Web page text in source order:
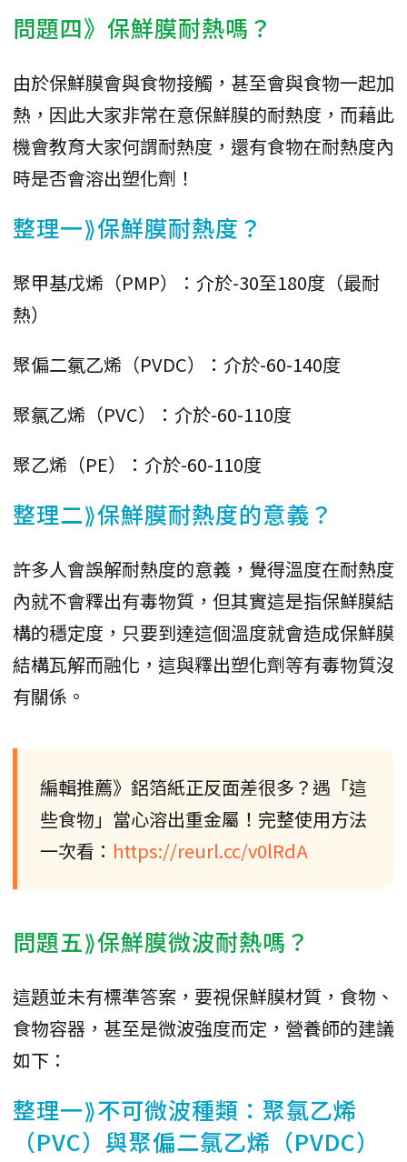
問題四》保鮮膜耐熱嗎？
由於保鮮膜會與食物接觸，甚至會與食物一起加
熱，因此大家非常在意保鮮膜的耐熱度，而藉此
機會教育大家何謂耐熱度，還有食物在耐熱度內
時是否會溶出塑化劑！
整理一⟫保鮮膜耐熱度？
聚甲基戊烯（PMP）：介於-30至180度（最耐
熱）
聚偏二氯乙烯（PVDC）：介於-60-140度
聚氯乙烯（PVC）：介於-60-110度
聚乙烯（PE）：介於-60-110度
整理二⟫保鮮膜耐熱度的意義？
許多人會誤解耐熱度的意義，覺得溫度在耐熱度
內就不會釋出有毒物質，但其實這是指保鮮膜結
構的穩定度，只要到達這個溫度就會造成保鮮膜
結構瓦解而融化，這與釋出塑化劑等有毒物質沒
有關係。
編輯推薦》鋁箔紙正反面差很多？遇「這
些食物」當心溶出重金屬！完整使用方法
一次看： https://reurl.cc/v0lRdA
問題五⟫保鮮膜微波耐熱嗎？
這題並未有標準答案，要視保鮮膜材質，食物、
食物容器，甚至是微波強度而定，營養師的建議
如下：
整理一⟫不可微波種類：聚氯乙烯
（PVC）與聚偏二氯乙烯（PVDC）